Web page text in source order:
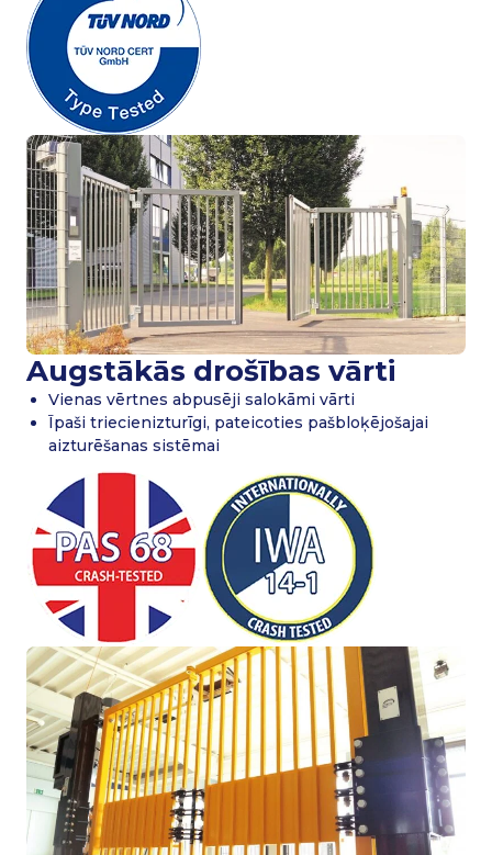
Augstākās drošības vārti
Vienas vērtnes abpusēji salokāmi vārti
Īpaši triecienizturīgi, pateicoties pašbloķējošajai
aizturēšanas sistēmai